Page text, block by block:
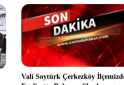
Vali Soytürk Çerkezköy